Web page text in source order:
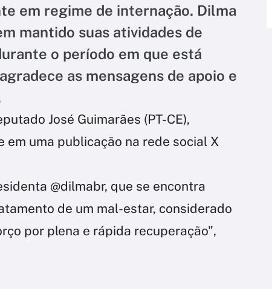
em regime de internação. Dilma
mantido suas atividades de
o período em que está
as mensagens de apoio e
José Guimarães (PT-CE),
uma publicação na rede social X
@dilmabr, que se encontra
de um mal-estar, considerado
por plena e rápida recuperação",